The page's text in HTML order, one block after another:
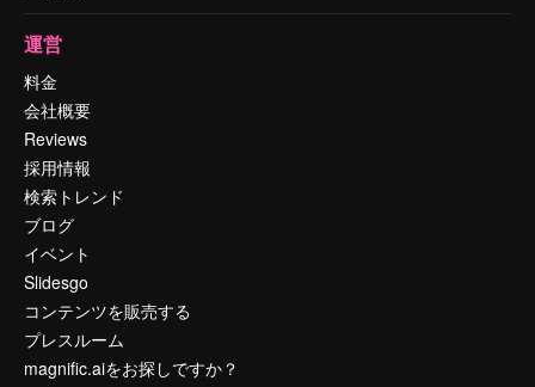
運営
料金
会社概要
Reviews
採用情報
検索トレンド
ブログ
イベント
Slidesgo
コンテンツを販売する
プレスルーム
magnific.aiをお探しですか？